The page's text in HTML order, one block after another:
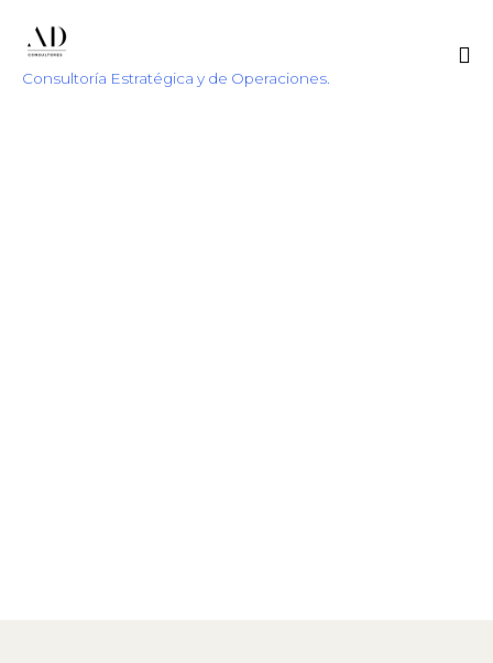
Consultoría Estratégica y de Operaciones.